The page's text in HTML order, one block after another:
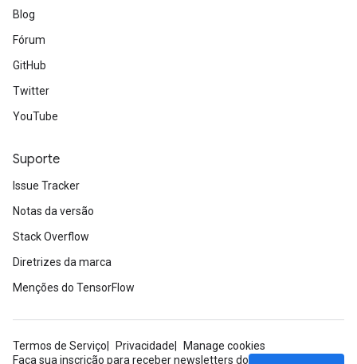
Blog
Fórum
GitHub
Twitter
YouTube
Suporte
Issue Tracker
Notas da versão
Stack Overflow
Diretrizes da marca
Menções do TensorFlow
Termos de Serviço Privacidade
Manage cookies
Faça sua inscrição para receber newsletters do